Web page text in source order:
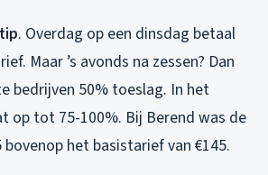
. Overdag op een dinsdag betaal
Maar ’s avonds na zessen? Dan
bedrijven 50% toeslag. In het
op tot 75-100%. Bij Berend was de
het basistarief van €145.